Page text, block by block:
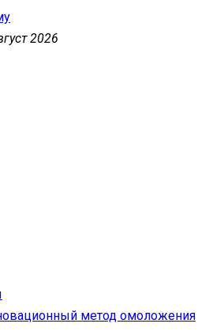
2026
метод омоложения